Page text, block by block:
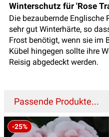
Winterschutz für 'Rose
Die bezaubernde Englische
sehr gut Winterhärte, so
Frost benötigt, wenn sie im
Kübel hingegen sollte ihre
Reisig abgedeckt werden.
Passende Produkte...
-25%